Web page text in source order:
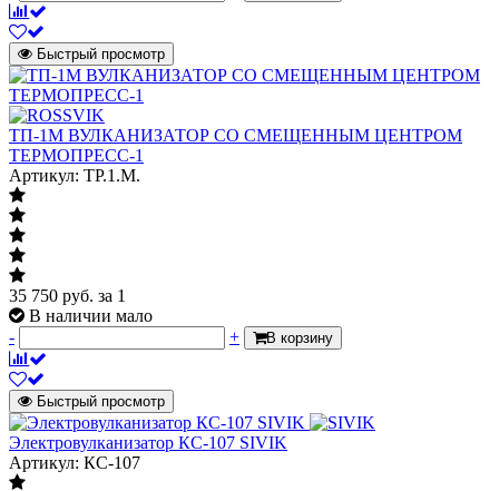
Быстрый просмотр
ТП-1М ВУЛКАНИЗАТОР СО СМЕЩЕННЫМ ЦЕНТРОМ
ТЕРМОПРЕСС-1
Артикул: TP.1.M.
35 750 руб. за 1
В наличии мало
-
+ В корзину
Быстрый просмотр
Электровулканизатор КС-107 SIVIK
Артикул: КС-107